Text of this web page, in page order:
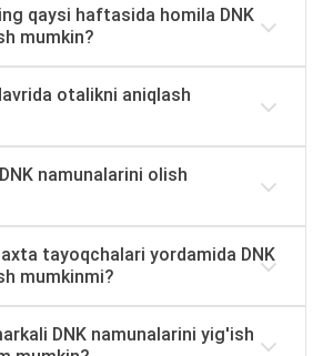
qaysi haftasida homila DNK
mumkin?
otalikni aniqlash
namunalarini olish
tayoqchalari yordamida DNK
mumkinmi?
DNK namunalarini yig'ish